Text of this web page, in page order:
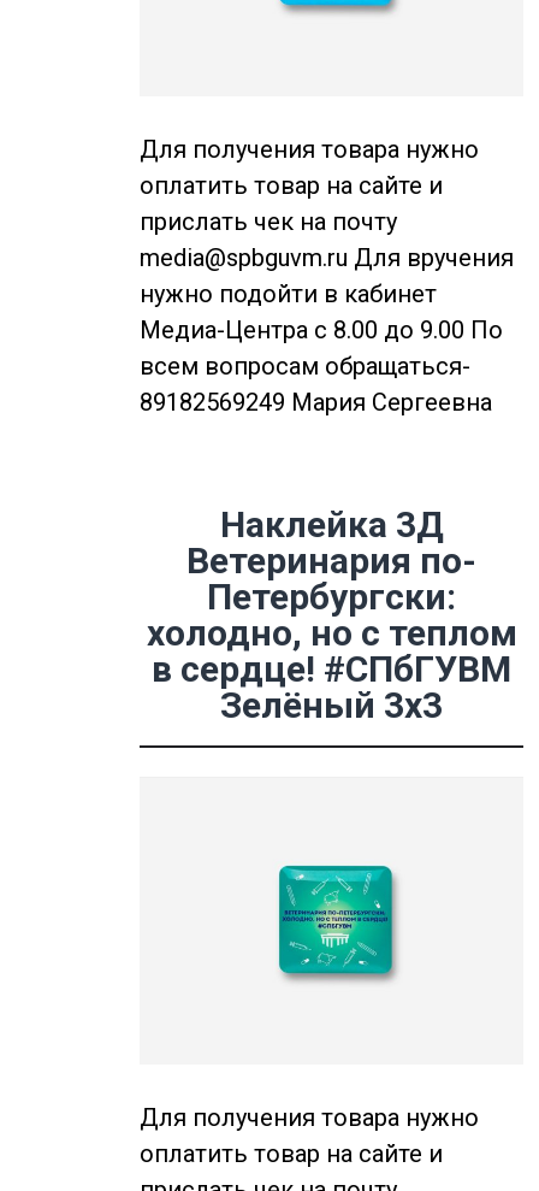
Для получения товара нужно
оплатить товар на сайте и
прислать чек на почту
media@spbguvm.ru Для вручения
нужно подойти в кабинет
Медиа-Центра с 8.00 до 9.00 По
всем вопросам обращаться-
89182569249 Мария Сергеевна
Наклейка 3Д
Ветеринария по-
Петербургски:
холодно, но с теплом
в сердце! #СПбГУВМ
Зелёный 3х3
Для получения товара нужно
оплатить товар на сайте и